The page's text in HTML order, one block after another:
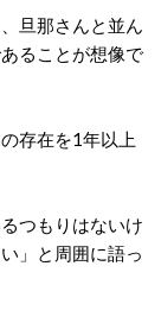
旦那さんと並ん
ることが想像で
存在を1年以上
つもりはないけ
」と周囲に語っ